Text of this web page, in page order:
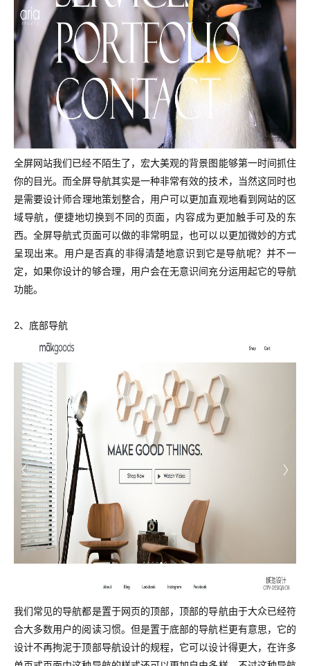
全屏网站我们已经不陌生了，宏大美观的背景图能够第一时间抓住
你的目光。而全屏导航其实是一种非常有效的技术，当然这同时也
是需要设计师合理地策划整合， 用户可以更加直观地看到网站的区
域导航，便捷地切换到不同的页面，内容成为更加触手可及的东
西。全屏导航式页面可以做的非常明显，也可以以更加微妙的方式
呈现出来。用户是否真的非得清楚地意识到它是导航呢？并不一
定，如果你设计的够合理，用户会在无意识间充分运用起它的导航
功能。
2、底部导航
我们常见的导航都是置于网页的顶部，顶部的导航由于大众已经符
合大多数用户的阅读习惯。 但是置于底部的导航栏更有意思，它的
设计不再拘泥于顶部导航设计的规程，它可以设计得更大，在许多